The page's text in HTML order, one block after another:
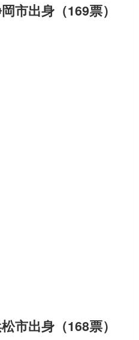
市出身（169票）
市出身（168票）